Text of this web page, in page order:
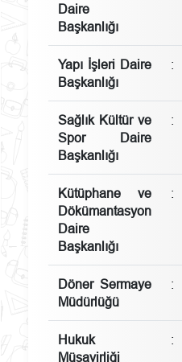
Daire
Başkanlığı
Yapı İşleri Daire
Başkanlığı
:
Sağlık Kültür ve
Spor Daire
Başkanlığı
:
Kütüphane ve
Dökümantasyon
Daire
Başkanlığı
:
Döner Sermaye
Müdürlüğü
:
Hukuk
Müşavirliği
: